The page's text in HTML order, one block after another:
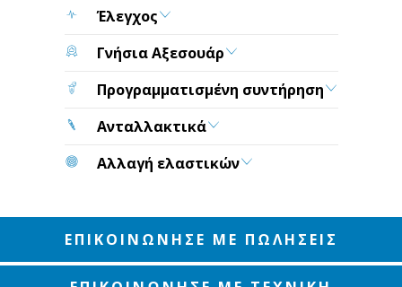
Έλεγχος
Γνήσια Αξεσουάρ
Προγραμματισμένη συντήρηση
Ανταλλακτικά
Αλλαγή ελαστικών
ΕΠΙΚΟΙΝΩΝΗΣΕ ΜΕ ΠΩΛΗΣΕΙΣ